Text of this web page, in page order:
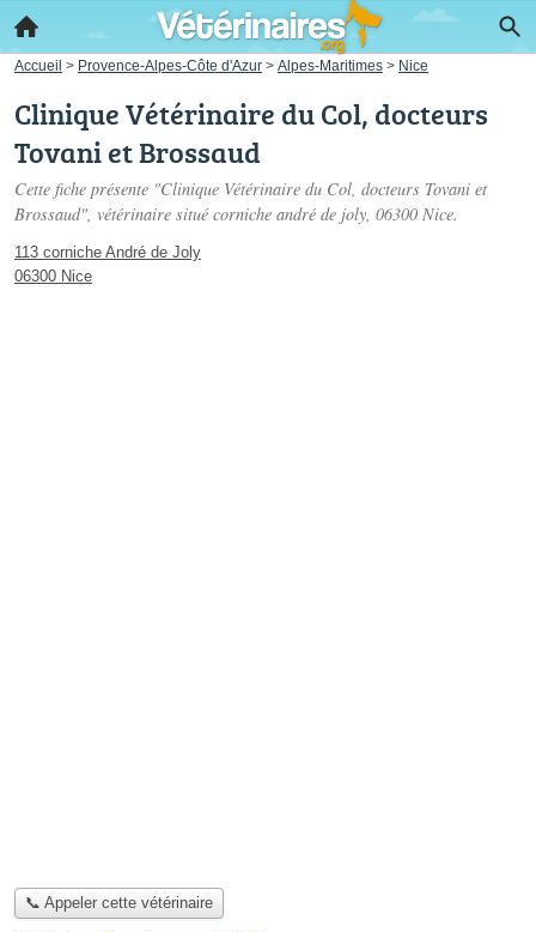
Accueil > Provence-Alpes-Côte d'Azur > Alpes-Maritimes > Nice
Clinique Vétérinaire du Col, docteurs
Tovani et Brossaud
Cette fiche présente "Clinique Vétérinaire du Col, docteurs Tovani et
Brossaud", vétérinaire situé corniche andré de joly, 06300 Nice.
113 corniche André de Joly
06300 Nice
📞 Appeler cette vétérinaire